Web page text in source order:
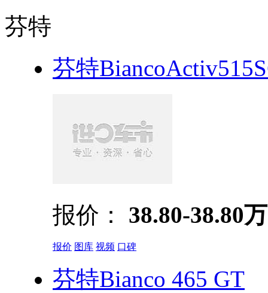
芬特
芬特
报价： 38.80-38.80万
报价 图库 视频 口碑
芬特Bianco 465 GT